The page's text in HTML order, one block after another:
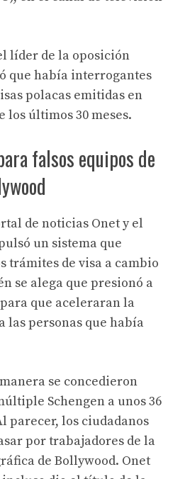
líder de la oposición
que había interrogantes
polacas emitidas en
los últimos 30 meses.
falsos equipos de
de noticias Onet y el
un sistema que
trámites de visa a cambio
se alega que presionó a
que aceleraran la
las personas que había
se concedieron
Schengen a unos 36
parecer, los ciudadanos
por trabajadores de la
de Bollywood. Onet